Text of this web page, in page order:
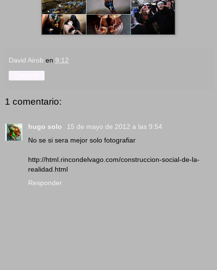
David Airob en 9:12
1 comentario:
hugo solo
15 de mayo de 2012 a las 9:54
No se si sera mejor solo fotografiar
http://html.rincondelvago.com/construccion-social-de-la-
realidad.html
Responder